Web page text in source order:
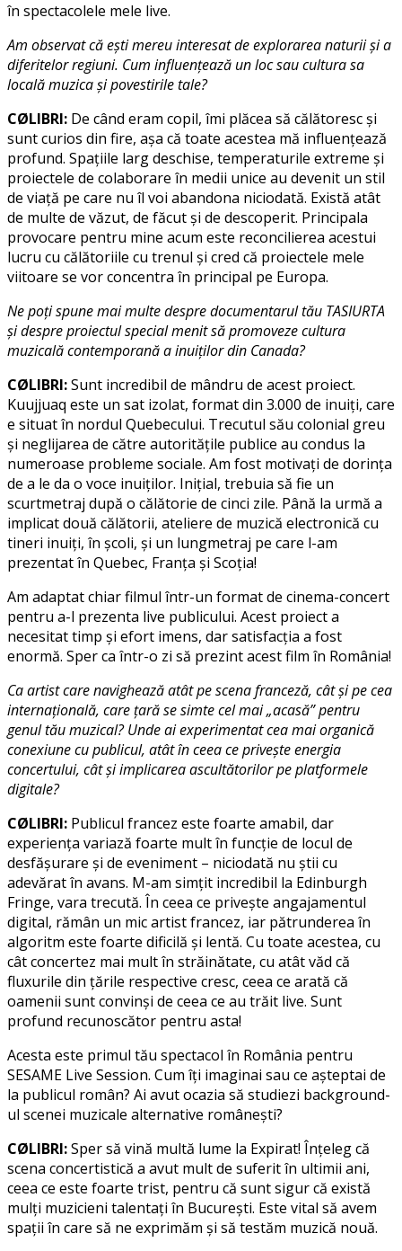
în spectacolele mele live.
Am observat că ești mereu interesat de explorarea naturii și a
diferitelor regiuni. Cum influențează un loc sau cultura sa
locală muzica și povestirile tale?
CØLIBRI: De când eram copil, îmi plăcea să călătoresc și
sunt curios din fire, așa că toate acestea mă influențează
profund. Spațiile larg deschise, temperaturile extreme și
proiectele de colaborare în medii unice au devenit un stil
de viață pe care nu îl voi abandona niciodată. Există atât
de multe de văzut, de făcut și de descoperit. Principala
provocare pentru mine acum este reconcilierea acestui
lucru cu călătoriile cu trenul și cred că proiectele mele
viitoare se vor concentra în principal pe Europa.
Ne poți spune mai multe despre documentarul tău TASIURTA
și despre proiectul special menit să promoveze cultura
muzicală contemporană a inuiților din Canada?
CØLIBRI:Sunt incredibil de mândru de acest proiect.
Kuujjuaq este un sat izolat, format din 3.000 de inuiți, care
e situat în nordul Quebecului. Trecutul său colonial greu
și neglijarea de către autoritățile publice au condus la
numeroase probleme sociale. Am fost motivați de dorința
de a le da o voce inuiților. Inițial, trebuia să fie un
scurtmetraj după o călătorie de cinci zile. Până la urmă a
implicat două călătorii, ateliere de muzică electronică cu
tineri inuiți, în școli, și un lungmetraj pe care l-am
prezentat în Quebec, Franța și Scoția!
Am adaptat chiar filmul într-un format de cinema-concert
pentru a-l prezenta live publicului. Acest proiect a
necesitat timp și efort imens, dar satisfacția a fost
enormă. Sper ca într-o zi să prezint acest film în România!
Ca artist care navighează atât pe scena franceză, cât și pe cea
internațională, care țară se simte cel mai „acasă” pentru
genul tău muzical? Unde ai experimentat cea mai organică
conexiune cu publicul, atât în ceea ce privește energia
concertului, cât și implicarea ascultătorilor pe platformele
digitale?
CØLIBRI: Publicul francez este foarte amabil, dar
experiența variază foarte mult în funcție de locul de
desfășurare și de eveniment – niciodată nu știi cu
adevărat în avans. M-am simțit incredibil la Edinburgh
Fringe, vara trecută. În ceea ce privește angajamentul
digital, rămân un mic artist francez, iar pătrunderea în
algoritm este foarte dificilă și lentă. Cu toate acestea, cu
cât concertez mai mult în străinătate, cu atât văd că
fluxurile din țările respective cresc, ceea ce arată că
oamenii sunt convinși de ceea ce au trăit live. Sunt
profund recunoscător pentru asta!
Acesta este primul tău spectacol în România pentru
SESAME Live Session. Cum îți imaginai sau ce așteptai de
la publicul român? Ai avut ocazia să studiezi background-
ul scenei muzicale alternative românești?
CØLIBRI:Sper să vină multă lume la Expirat! Înțeleg că
scena concertistică a avut mult de suferit în ultimii ani,
ceea ce este foarte trist, pentru că sunt sigur că există
mulți muzicieni talentați în București. Este vital să avem
spații în care să ne exprimăm și să testăm muzică nouă.